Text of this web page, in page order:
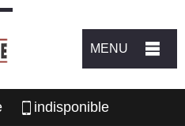
MENU
indisponible